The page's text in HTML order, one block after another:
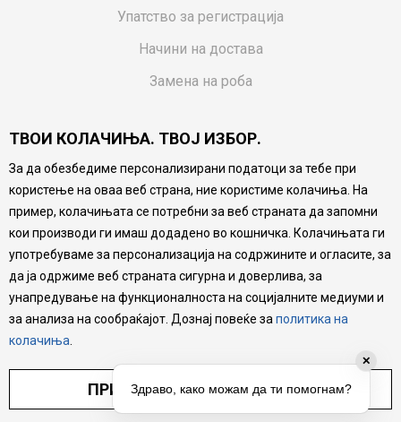
Упатство за регистрација
Начини на достава
Замена на роба
Ваучери
Product Finder
FAQs
Настојуваме да бидеме што попрецизни во описот на
производите, прикажување на слики и цени, но не
можеме да гарантираме дека сите информации се
комплетни и без грешка. Сите производи се дел од
нашата понуда, но не се подразбира дека мора да се
достапни во секој момент.
ТВОИ КОЛАЧИЊА. ТВОЈ ИЗБОР.
За да обезбедиме персонализирани податоци за тебе при
користење на оваа веб страна, ние користиме колачиња. На
пример, колачињата се потребни за веб страната да запомни
кои производи ги имаш додадено во кошничка. Колачињата ги
употребуваме за персонализација на содржините и огласите, за
да ја одржиме веб страната сигурна и доверлива, за
унапредување на функционалноста на социјалните медиуми и
за анализа на сообраќајот. Дознај повеќе за политика на
колачиња
ПРИЛАГОДИ ПОСТАВУВАЊА
✕
Здраво, како можам да ти помогнам?